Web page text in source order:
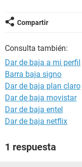
Compartir
Consulta también:
Dar de baja a mi perfil
Barra baja signo
Dar de baja plan claro
Dar de baja movistar
Dar de baja entel
Dar de baja netflix
1 respuesta